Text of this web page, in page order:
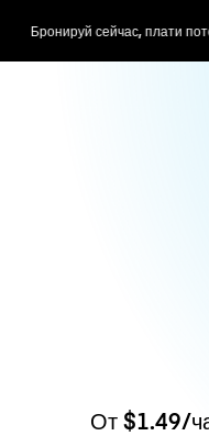
Бронируй сейчас, плати
От $1.49/